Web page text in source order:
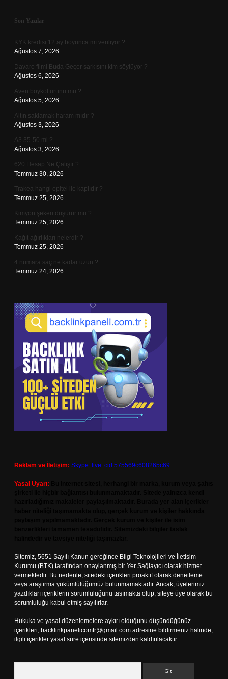
Sidebar
Son Yazılar
KYK kredisi 12 ay boyunca mı veriliyor ?
Ağustos 7, 2026
Davaro filmi Buda Geçer şarkısını kim söylüyor ?
Ağustos 6, 2026
Aven boykot ürünü mü ?
Ağustos 5, 2026
Altın saklamak haram mıdır ?
Ağustos 3, 2026
A3 35-50 mi ?
Ağustos 3, 2026
620 Hesap Ne Çalışır ?
Temmuz 30, 2026
Trakea hangi epitel ile kaplıdır ?
Temmuz 25, 2026
Kimyon şekeri düşürür mü ?
Temmuz 25, 2026
Kağıt ağırlıkları nelerdir ?
Temmuz 25, 2026
4 numara saç ne kadar uzun ?
Temmuz 24, 2026
Reklam ve İletişim: Skype: live:.cid.575569c608265c69
Yasal Uyarı:
Sitemiz, 5651 Sayılı Kanun gereğince Bilgi Teknolojileri ve İletişim
Kurumu (BTK) tarafından onaylanmış bir Yer Sağlayıcı olarak hizmet
vermektedir. Bu nedenle, sitedeki içerikleri proaktif olarak denetleme
veya araştırma yükümlülüğümüz bulunmamaktadır. Ancak, üyelerimiz
yazdıkları içeriklerin sorumluluğunu taşımakta olup, siteye üye olarak bu
sorumluluğu kabul etmiş sayılırlar.
Hukuka ve yasal düzenlemelere aykırı olduğunu düşündüğünüz
içerikleri, backlinkpanelicomtr@gmail.com adresine bildirmeniz halinde,
ilgili içerikler yasal süre içerisinde sitemizden kaldırılacaktır.